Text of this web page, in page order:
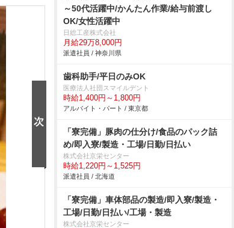
～50代活躍中/かんたん作業/給与前渡し
OK/女性活躍中
日総工産株式会社
月給29万8,000円
派遣社員 / 神奈川県
歯科助手/平日のみOK
医療法人社団スマイルデント
時給1,400円～1,800円
アルバイト・パート / 東京都
「寮完備」豚肉の仕分け/食品のパック詰
め/即入寮/製造・工場/日勤/日払い
株式会社京栄センター
時給1,220円～1,525円
派遣社員 / 北海道
「寮完備」車体部品の製造/即入寮/製造・
工場/日勤/日払い/工場・製造
株式会社京栄センター